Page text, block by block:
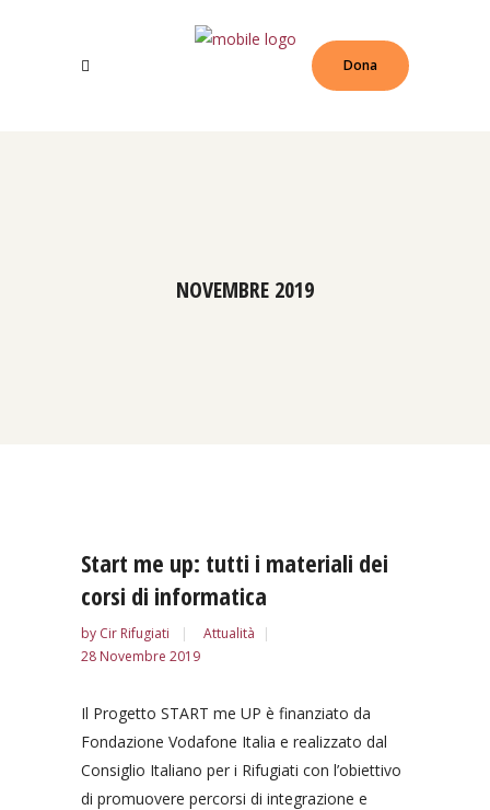
Dona
NOVEMBRE 2019
Start me up: tutti i materiali dei
corsi di informatica
by Cir Rifugiati
Attualità
28 Novembre 2019
Il Progetto START me UP è finanziato da
Fondazione Vodafone Italia e realizzato dal
Consiglio Italiano per i Rifugiati con l’obiettivo
di promuovere percorsi di integrazione e